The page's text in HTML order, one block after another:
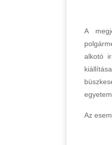
A
alkotó
Az